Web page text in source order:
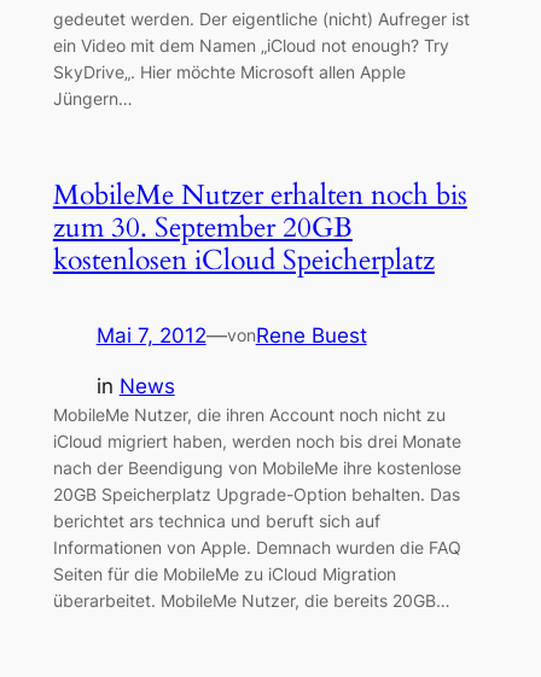
gedeutet werden. Der eigentliche (nicht) Aufreger ist
ein Video mit dem Namen „iCloud not enough? Try
SkyDrive„. Hier möchte Microsoft allen Apple
Jüngern…
MobileMe Nutzer erhalten noch bis
zum 30. September 20GB
kostenlosen iCloud Speicherplatz
Mai 7, 2012—vonRene Buest
in News
MobileMe Nutzer, die ihren Account noch nicht zu
iCloud migriert haben, werden noch bis drei Monate
nach der Beendigung von MobileMe ihre kostenlose
20GB Speicherplatz Upgrade-Option behalten. Das
berichtet ars technica und beruft sich auf
Informationen von Apple. Demnach wurden die FAQ
Seiten für die MobileMe zu iCloud Migration
überarbeitet. MobileMe Nutzer, die bereits 20GB…